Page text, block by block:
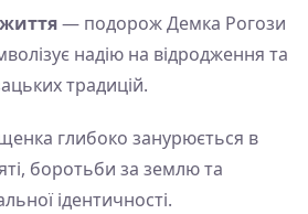
— подорож Демка Рогози
надію на відродження та
традицій.
глибоко занурюється в
боротьби за землю та
ідентичності.